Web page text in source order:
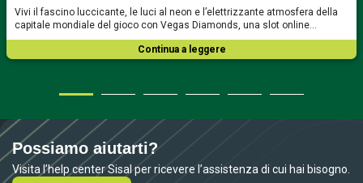
Vivi il fascino luccicante, le luci al neon e l’elettrizzante atmosfera della
capitale mondiale del gioco con Vegas Diamonds, una slot online…
Continua a leggere
Possiamo aiutarti?
Visita l’help center Sisal per ricevere l’assistenza di cui hai bisogno.